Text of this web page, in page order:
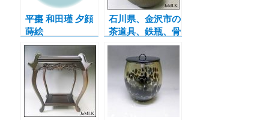
平棗 和田瑾 夕顔
蒔絵
石川県、金沢市の
茶道具、鉄瓶、骨
董品の買取なら当
店へ。本日は龍文
堂の鉄瓶のご紹介
です♪